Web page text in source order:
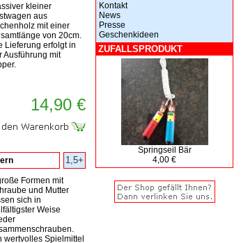
kleiner
aus
mit einer
von 20cm.
Lieferung erfolgt in
Ausführung mit
14,90 €
1,5+
Formen mit
und Mutter
sich in
Weise
wertvolles Spielmittel
Kontakt
News
Presse
Geschenkideen
ZUFALLSPRODUKT
Springseil Bär
4,00 €